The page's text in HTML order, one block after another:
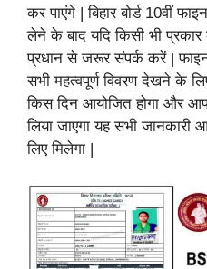
कर पाएंगे | बिहार बोर्ड 10वीं
लेने के बाद यदि किसी भी प्रकार
प्रधान से जरूर संपर्क करें |
सभी महत्वपूर्ण विवरण देखने के
किस दिन आयोजित होगा और
लिया जाएगा यह सभी
लिए मिलेगा |